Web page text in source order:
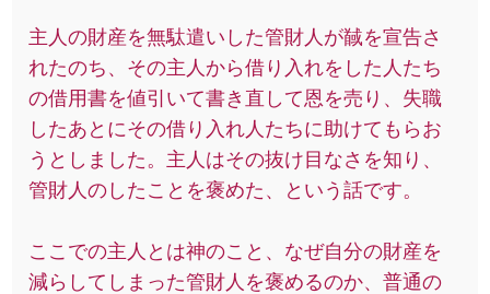
主人の財産を無駄遣いした管財人が馘を宣告さ
れたのち、その主人から借り入れをした人たち
の借用書を値引いて書き直して恩を売り、失職
したあとにその借り入れ人たちに助けてもらお
うとしました。主人はその抜け目なさを知り、
管財人のしたことを褒めた、という話です。
ここでの主人とは神のこと、なぜ自分の財産を
減らしてしまった管財人を褒めるのか、普通の